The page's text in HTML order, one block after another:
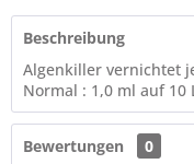
Beschreibung
Algenkiller vernichtet
Normal : 1,0 ml auf 10
Bewertungen
0